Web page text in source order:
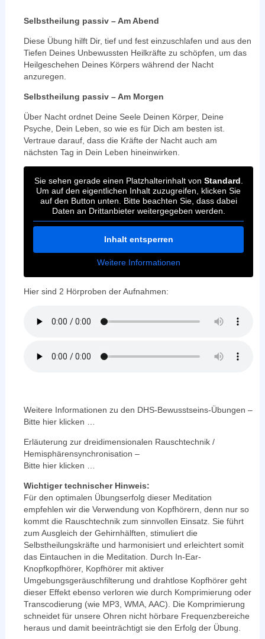
Selbstheilung passiv – Am Abend
Diese Übung hilft Dir, tief und fest einzuschlafen und aus den
Tiefen Deines Unbewussten Heilkräfte zu schöpfen, um das
Heilgeschehen Deines Körpers während der Nacht
anzuregen.
Selbstheilung passiv – Am Morgen
Über Nacht ordnet Deine Seele Deinen Körper, Deine
Psyche, Dein Leben, so wie es für Dich am besten ist.
Vertraue darauf, dass die Kräfte der Nacht auch am
nächsten Tag in Dein Leben hineinwirken.
Sie sehen gerade einen Platzhalterinhalt von Standard
Um auf den eigentlichen Inhalt zuzugreifen, klicken Sie
auf den Button unten. Bitte beachten Sie, dass dabei
Daten an Drittanbieter weitergegeben werden.
Inhalt entsperren
Weitere Informationen
Hier sind 2 Hörproben der Aufnahmen:
Weitere Informationen zu den DHS-Bewusstseins-Übungen –
Bitte hier klicken …
Erläuterung zur dreidimensionalen Rauschtechnik /
Hemisphärensynchronisation –
Bitte hier klicken …
Wichtiger technischer Hinweis:
Für den optimalen Übungserfolg dieser Meditation
empfehlen wir die Verwendung von Kopfhörern, denn nur so
kommt die Rauschtechnik zum sinnvollen Einsatz. Sie führt
zum Ausgleich der Gehirnhälften, stimuliert die
Selbstheilungskräfte und harmonisiert und erleichtert somit
das Eintauchen in die Meditation. Durch In-Ear-
Knopfkopfhörer, Kopfhörer mit aktiver
Umgebungsgeräuschfilterung und drahtlose Kopfhörer geht
dieser Effekt ebenso verloren wie durch Komprimierung oder
Transcodierung (wie MP3, WMA, AAC). Die Komprimierung
schneidet für unsere Ohren nicht hörbare Frequenzbereiche
heraus und damit beeinträchtigt sie den Erfolg der Übung.